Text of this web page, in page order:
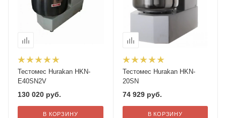
Тестомес Hurakan HKN-
E40SN2V
130 020 руб.
В КОРЗИНУ
Тестомес Hurakan HKN-
20SN
74 929руб.
В КОРЗИНУ